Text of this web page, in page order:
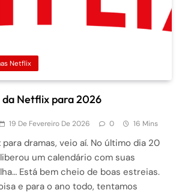
Netflix
Netflix para 2026
19 De Fevereiro De 2026 0 16 Mins
para dramas, veio aí. No último dia 20
um calendário com suas
Está bem cheio de boas estreias.
e para o ano todo, tentamos